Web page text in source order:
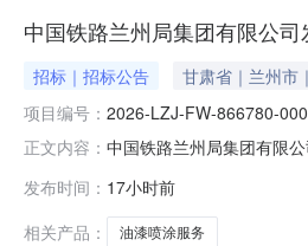
中国铁路兰州局集团有限公
招标｜招标公告 甘肃省｜兰州市
项目编号： 2026-LZJ-FW-866780-
正文内容： 中国铁路兰州局集团有限
段，招标项目资金已落实
漆喷涂业务外包项目（
发布时间： 17小时前
相关产品：
油漆喷涂服务